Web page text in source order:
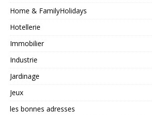
Home & FamilyHolidays
Hotellerie
Immobilier
Industrie
Jardinage
Jeux
les bonnes adresses